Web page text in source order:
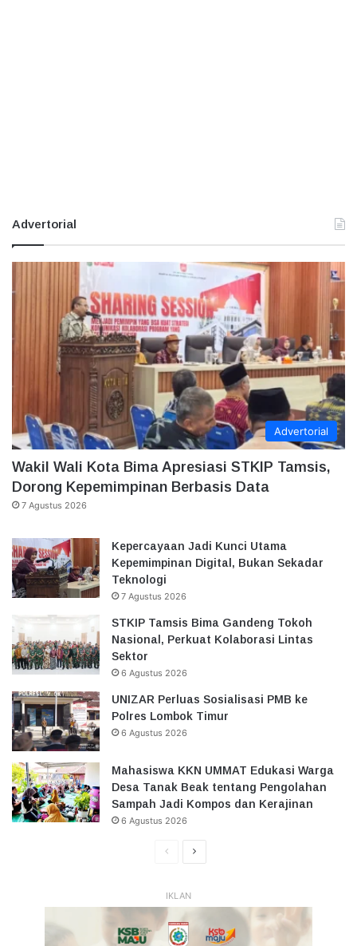
Advertorial
Advertorial
Wakil Wali Kota Bima Apresiasi STKIP Tamsis,
Dorong Kepemimpinan Berbasis Data
7 Agustus 2026
Kepercayaan Jadi Kunci Utama
Kepemimpinan Digital, Bukan Sekadar
Teknologi
7 Agustus 2026
STKIP Tamsis Bima Gandeng Tokoh
Nasional, Perkuat Kolaborasi Lintas
Sektor
6 Agustus 2026
UNIZAR Perluas Sosialisasi PMB ke
Polres Lombok Timur
6 Agustus 2026
Mahasiswa KKN UMMAT Edukasi Warga
Desa Tanak Beak tentang Pengolahan
Sampah Jadi Kompos dan Kerajinan
6 Agustus 2026
HalamanHalaman
IKLAN